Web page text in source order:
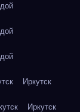
Иркутск
Иркутск